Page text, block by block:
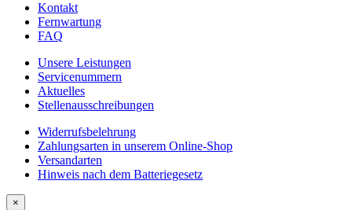
Kontakt
Fernwartung
FAQ
Unsere Leistungen
Servicenummern
Aktuelles
Stellenausschreibungen
Widerrufsbelehrung
Zahlungsarten in unserem Online-Shop
Versandarten
Hinweis nach dem Batteriegesetz
×